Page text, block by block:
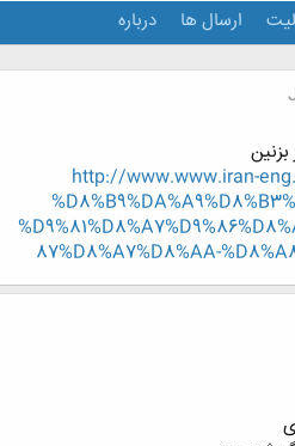
ارسال ها درباره
http://www.www.iran-
87%D8%A7%D8%AA-